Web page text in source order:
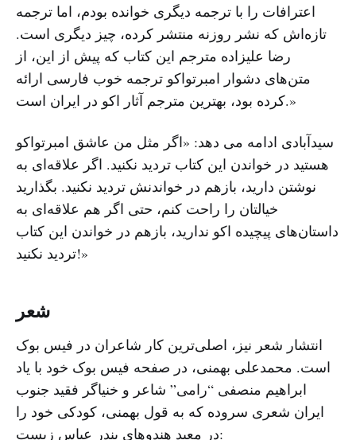
اعترافات را با ترجمه دیگری خوانده بودم، اما ترجمه
تازه‌اش که نشر روزنه منتشر کرده، چیز دیگری است.
رضا علیزاده مترجم این کتاب که پیش از این، از
متن‌های دشوار امبرتواکو ترجمه خوب فارسی ارائه
کرده بود، بهترین مترجم آثار اکو در ایران است.»
سیدآبادی ادامه می دهد: «اگر مثل من عاشق امبرتواکو
هستید در خواندن این کتاب تردید نکنید. اگر علاقه‌ای به
نوشتن دارید، بازهم در خواندنش تردید نکنید. بگذارید
خیالتان را راحت کنم، حتی اگر هم علاقه‌ای به
داستان‌های پیچیده اکو ندارید، بازهم در خواندن این کتاب
تردید نکنید!»
شعر
انتشار شعر نیز، اصلی‌ترین کار شاعران در فیس بوک
است. محمدعلی بهمنی، در صفحه فیس بوک خود با یاد
ابراهیم منصفی “رامی” شاعر و خنیاگر فقید جنوب
ایران شعری سروده که به قول بهمنی، کودکی خود را
در معبد هندوهای بندر عباس زیست: